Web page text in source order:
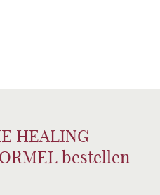
HEALING
bestellen